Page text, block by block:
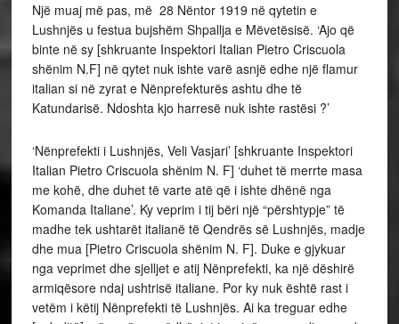
Një muaj më pas, më 28 Nëntor 1919 në qytetin e
Lushnjës u festua bujshëm Shpallja e Mëvetësisë. ‘Ajo që
binte në sy [shkruante Inspektori Italian Pietro Criscuola
shënim N.F] në qytet nuk ishte varë asnjë edhe një flamur
italian si në zyrat e Nënprefekturës ashtu dhe të
Katundarisë. Ndoshta kjo harresë nuk ishte rastësi ?’
‘Nënprefekti i Lushnjës, Veli Vasjari’ [shkruante Inspektori
Italian Pietro Criscuola shënim N. F] ‘duhet të merrte masa
me kohë, dhe duhet të varte atë që i ishte dhënë nga
Komanda Italiane’. Ky veprim i tij bëri një “përshtypje” të
madhe tek ushtarët italianë të Qendrës së Lushnjës, madje
dhe mua [Pietro Criscuola shënim N. F]. Duke e gjykuar
nga veprimet dhe sjelljet e atij Nënprefekti, ka një dëshirë
armiqësore ndaj ushtrisë italiane. Por ky nuk është rast i
vetëm i këtij Nënprefekti të Lushnjës. Ai ka treguar edhe